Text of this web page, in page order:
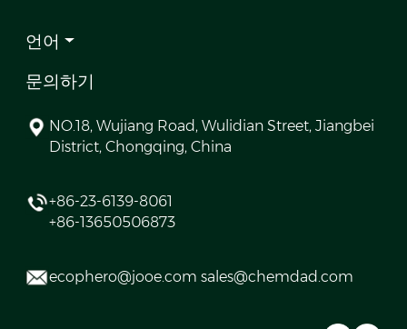
언어
문의하기
NO.18, Wujiang Road, Wulidian Street, Jiangbei
District, Chongqing, China
+86-23-6139-8061
+86-13650506873
ecophero@jooe.com sales@chemdad.com